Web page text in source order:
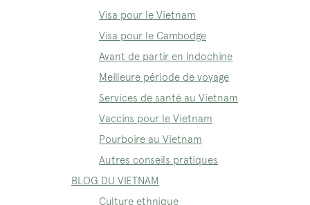
Visa pour le Vietnam
Visa pour le Cambodge
Avant de partir en Indochine
Meilleure période de voyage
Services de santé au Vietnam
Vaccins pour le Vietnam
Pourboire au Vietnam
Autres conseils pratiques
BLOG DU VIETNAM
Culture ethnique